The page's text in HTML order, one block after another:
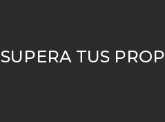
SUPERA TUS